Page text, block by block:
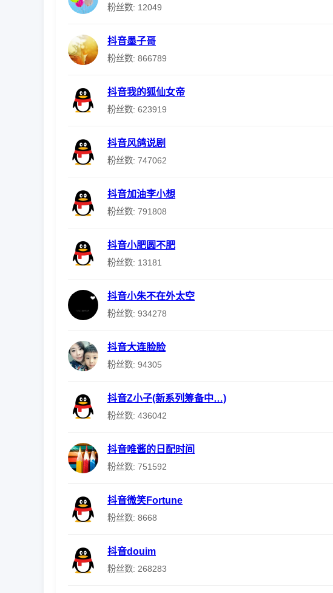
粉丝数: 12049
抖音墨子哥
粉丝数: 866789
抖音我的狐仙女帝
粉丝数: 623919
抖音风鸽说剧
粉丝数: 747062
抖音加油李小想
粉丝数: 791808
抖音小肥圆不肥
粉丝数: 13181
抖音小朱不在外太空
粉丝数: 934278
抖音大连脸脸
粉丝数: 94305
抖音Z小子(新系列筹备中…)
粉丝数: 436042
抖音唯酱的日配时间
粉丝数: 751592
抖音微笑Fortune
粉丝数: 8668
抖音douim
粉丝数: 268283